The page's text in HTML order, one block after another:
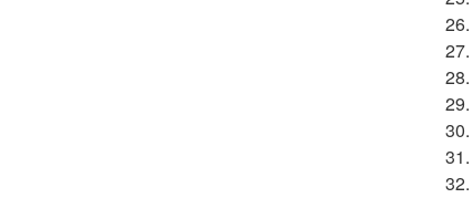
26.
27.
28.
29.
30.
31.
32.